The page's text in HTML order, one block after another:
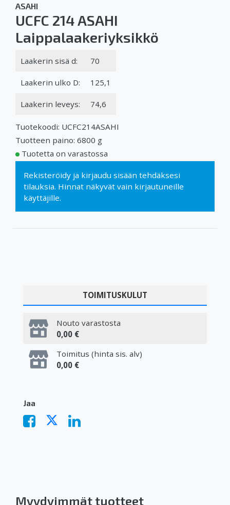
ASAHI
UCFC 214 ASAHI
Laippalaakeriyksikkö
Laakerin sisä d: 70
Laakerin ulko D: 125,1
Laakerin leveys: 74,6
Tuotekoodi: UCFC214ASAHI
Tuotteen paino: 6800 g
Tuotetta on varastossa
Rekisteröidy ja kirjaudu sisään tehdäksesi
tilauksia. Hinnat näkyvät vain kirjautuneille
käyttäjille.
TOIMITUSKULUT
Nouto varastosta
0,00 €
Toimitus (hinta sis. alv)
0,00 €
Jaa
Myydyimmät tuotteet